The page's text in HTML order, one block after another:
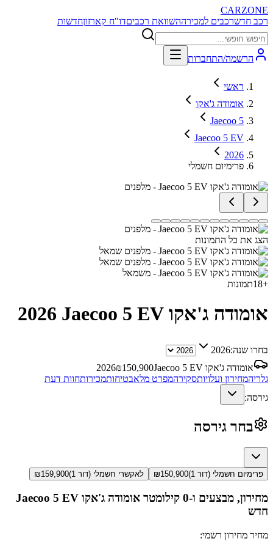
CARZONE
רכב חדשרכבים למכירההשוואת רכביםדו"ח קארזוןחדשות
הרשמה/התחברות
ראשי
אומודה ג'אקו
Jaecoo 5
Jaecoo 5 EV
2026
פרימיום חשמלי
הצג את כל התמונות
+
18תמונות
אומודה ג'אקו Jaecoo 5 EV 2026
בחרו שנה:2026
אומודה ג'אקו Jaecoo 5 EV
2026₪150,900
גלריהמחירון ועלויותסקירהמפרט מלאבטיחותמכירותחוות דעת
גירסה:
בחר גירסה
פרימיום חשמלי (דור 1) ₪150,900 לאקשרי חשמלי (דור 1) ₪159,900
מחירון, מבצעים ו-0 קילומטר
אומודה ג'אקו Jaecoo 5 EV
חדש
מחיר מחירון רשמי: